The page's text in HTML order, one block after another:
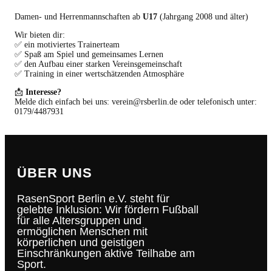
Damen- und Herrenmannschaften ab U17 (Jahrgang 2008 und älter)
Wir bieten dir:
✅ ein motiviertes Trainerteam
✅ Spaß am Spiel und gemeinsames Lernen
✅ den Aufbau einer starken Vereinsgemeinschaft
✅ Training in einer wertschätzenden Atmosphäre
📩 Interesse?
Melde dich einfach bei uns: verein@rsberlin.de oder telefonisch unter:
0179/4487931
ÜBER UNS
RasenSport Berlin e.V. steht für
gelebte Inklusion: Wir fördern Fußball
für alle Altersgruppen und
ermöglichen Menschen mit
körperlichen und geistigen
Einschränkungen aktive Teilhabe am
Sport.